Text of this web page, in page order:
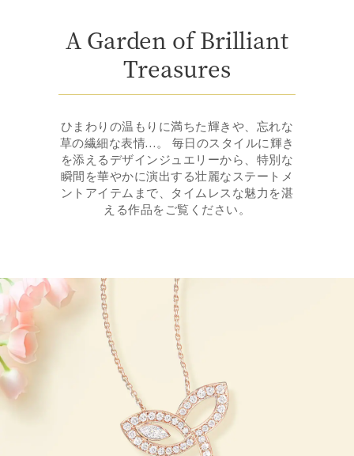
A Garden of Brilliant
Treasures
ひまわりの温もりに満ちた輝きや、忘れな
草の繊細な表情…。 毎日のスタイルに輝き
を添えるデザインジュエリーから、特別な
瞬間を華やかに演出する壮麗なステートメ
ントアイテムまで、タイムレスな魅力を湛
える作品をご覧ください。